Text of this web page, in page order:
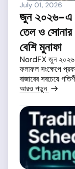
July 01, 2026
জুন ২০২৬-এ
তেল ও
বেশি মুনাফা
NordFX জুন ২০২৬-
ফলাফল সংক্ষেপে
বাজারের সবচেয়ে
আরও পড়ুন